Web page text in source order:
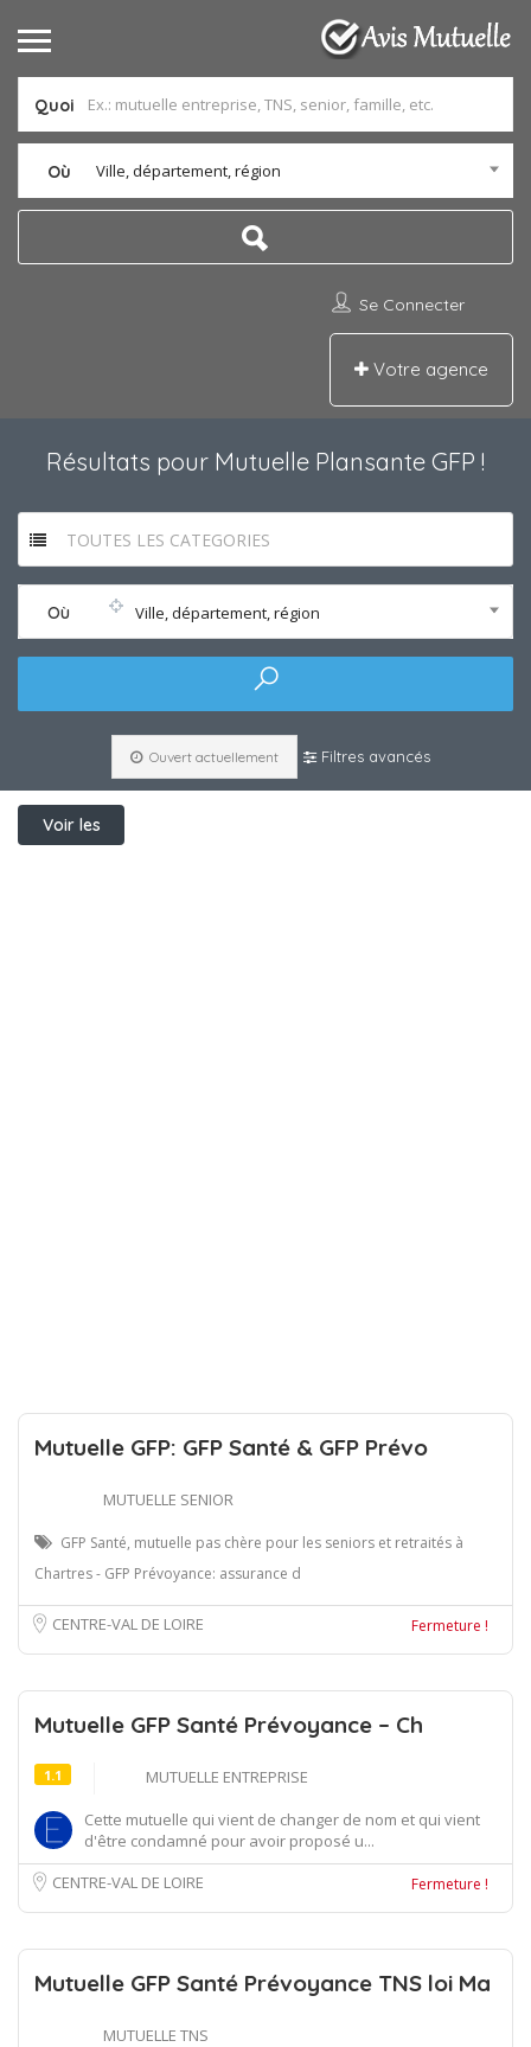
Quoi
Où Ville, département, région
Se Connecter
Votre agence
Résultats pour Mutuelle Plansante GFP !
TOUTES LES CATEGORIES
Où Ville, département, région
Ouvert actuellement Filtres avancés
Voir les
Mutuelle GFP: GFP Santé & GFP Prévo
MUTUELLE SENIOR
GFP Santé, mutuelle pas chère pour les seniors et retraités à
Chartres - GFP Prévoyance: assurance d
CENTRE-VAL DE LOIRE Fermeture !
Mutuelle GFP Santé Prévoyance – Ch
1.1
MUTUELLE ENTREPRISE
Cette mutuelle qui vient de changer de nom et qui vient
d'être condamné pour avoir proposé u...
CENTRE-VAL DE LOIRE
Fermeture !
Mutuelle GFP Santé Prévoyance TNS loi Ma
MUTUELLE TNS